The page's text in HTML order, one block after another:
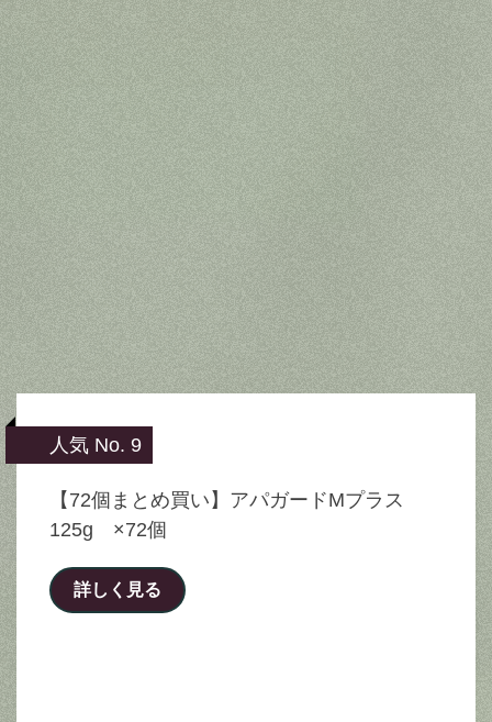
人気 No. 9
【72個まとめ買い】アパガードMプラス
125g ×72個
詳しく見る